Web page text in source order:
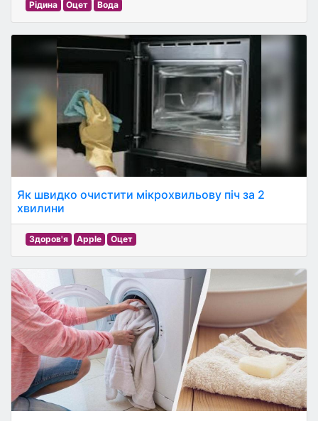
Рідина Оцет Вода
Як швидко очистити мікрохвильову піч за 2
хвилини
Здоров'я Apple Оцет